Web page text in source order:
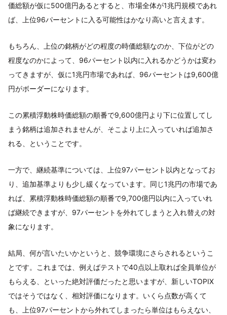
価総額が仮に500億円あるとすると、市場全体が1兆円規模であれ
ば、上位96パーセントに入る可能性はかなり高いと言えます。
もちろん、上位の銘柄がどの程度の時価総額なのか、下位がどの
程度なのかによって、96パーセント以内に入れるかどうかは変わ
ってきますが、仮に1兆円市場であれば、96パーセントは9,600億
円がボーダーになります。
この累積浮動株時価総額の順番で9,600億円より下に位置してし
まう銘柄は追加されませんが、そこより上に入っていれば追加さ
れる、ということです。
一方で、継続基準については、上位97パーセント以内となってお
り、追加基準よりも少し緩くなっています。同じ1兆円の市場であ
れば、累積浮動株時価総額の順番で9,700億円以内に入っていれ
ば継続できますが、97パーセントを外れてしまうと入れ替えの対
象になります。
結局、何が言いたいかというと、競争環境にさらされるというこ
とです。これまでは、例えばテストで40点以上取れば全員単位が
もらえる、といった絶対評価だったと思いますが、新しいTOPIX
ではそうではなく、相対評価になります。いくら点数が高くて
も、上位97パーセントから外れてしまったら単位はもらえない、